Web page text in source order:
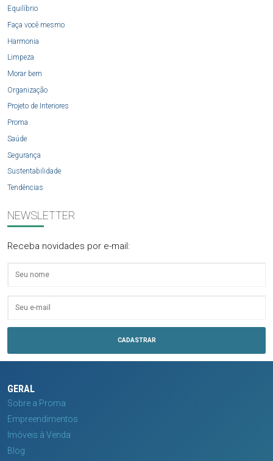
Equilíbrio
Faça você mesmo
Harmonia
Limpeza
Morar bem
Organização
Projeto de Interiores
Proma
Saúde
Segurança
Sustentabilidade
Tendências
NEWSLETTER
Receba novidades por e-mail:
GERAL
Sobre a Proma
Empreendimentos
Imóveis à Venda
Blog